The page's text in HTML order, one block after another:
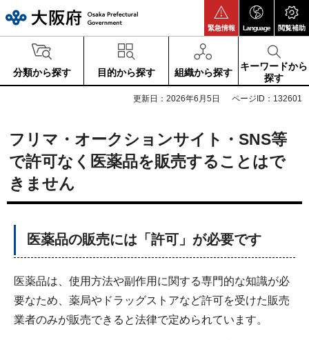
緊急情報 Language 閲覧補助
分類から探す 目的から探す 組織から探す
キーワードから
探す
更新日：2026年6月5日 ページID：132601
フリマ・オークションサイト・SNS等
で許可なく医薬品を販売することはで
きません
医薬品の販売には「許可」が必要です
医薬品は、使用方法や副作用に関する専門的な知識が必
要なため、薬局やドラッグストアなど許可を受けた販売
業者のみが販売できると法律で定められています。